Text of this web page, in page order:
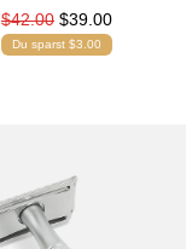
$42.00$39.00
Du sparst $3.00